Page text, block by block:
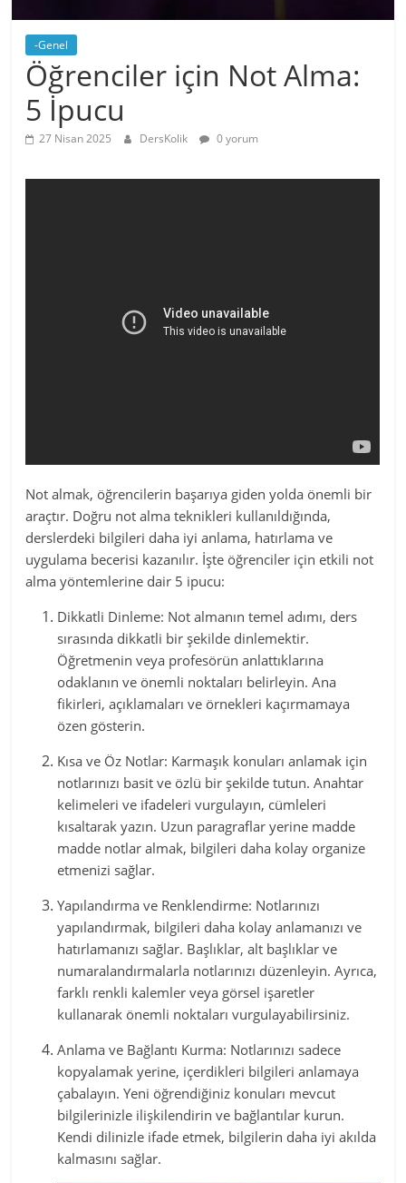
-Genel
Öğrenciler için Not Alma:
5 İpucu
27 Nisan 2025 DersKolik 0 yorum
Not almak, öğrencilerin başarıya giden yolda önemli bir
araçtır. Doğru not alma teknikleri kullanıldığında,
derslerdeki bilgileri daha iyi anlama, hatırlama ve
uygulama becerisi kazanılır. İşte öğrenciler için etkili not
alma yöntemlerine dair 5 ipucu:
Dikkatli Dinleme: Not almanın temel adımı, ders
sırasında dikkatli bir şekilde dinlemektir.
Öğretmenin veya profesörün anlattıklarına
odaklanın ve önemli noktaları belirleyin. Ana
fikirleri, açıklamaları ve örnekleri kaçırmamaya
özen gösterin.
Kısa ve Öz Notlar: Karmaşık konuları anlamak için
notlarınızı basit ve özlü bir şekilde tutun. Anahtar
kelimeleri ve ifadeleri vurgulayın, cümleleri
kısaltarak yazın. Uzun paragraflar yerine madde
madde notlar almak, bilgileri daha kolay organize
etmenizi sağlar.
Yapılandırma ve Renklendirme: Notlarınızı
yapılandırmak, bilgileri daha kolay anlamanızı ve
hatırlamanızı sağlar. Başlıklar, alt başlıklar ve
numaralandırmalarla notlarınızı düzenleyin. Ayrıca,
farklı renkli kalemler veya görsel işaretler
kullanarak önemli noktaları vurgulayabilirsiniz.
Anlama ve Bağlantı Kurma: Notlarınızı sadece
kopyalamak yerine, içerdikleri bilgileri anlamaya
çabalayın. Yeni öğrendiğiniz konuları mevcut
bilgilerinizle ilişkilendirin ve bağlantılar kurun.
Kendi dilinizle ifade etmek, bilgilerin daha iyi akılda
kalmasını sağlar.